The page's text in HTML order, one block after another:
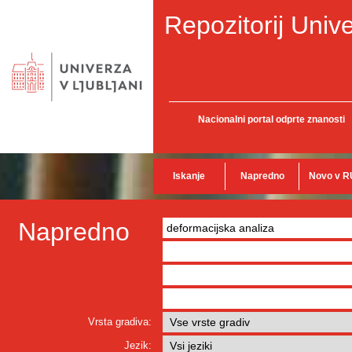
Repozitorij
Nacionalni portal odprte znanosti
Iskanje Napredno Novo v
Napredno
Vrsta gradiva:
Jezik: